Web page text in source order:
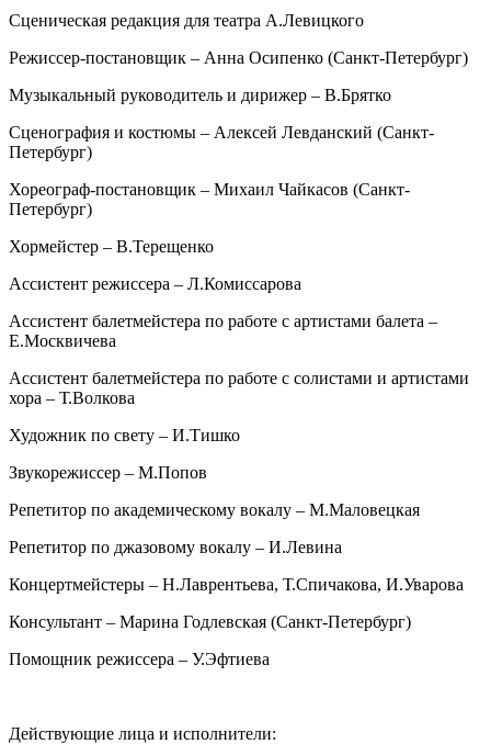
Сценическая редакция для театра А.Левицкого
Режиссер-постановщик – Анна Осипенко (Санкт-Петербург)
Музыкальный руководитель и дирижер – В.Брятко
Сценография и костюмы – Алексей Левданский (Санкт-
Петербург)
Хореограф-постановщик – Михаил Чайкасов (Санкт-
Петербург)
Хормейстер – В.Терещенко
Ассистент режиссера – Л.Комиссарова
Ассистент балетмейстера по работе с артистами балета –
Е.Москвичева
Ассистент балетмейстера по работе с солистами и артистами
хора – Т.Волкова
Художник по свету – И.Тишко
Звукорежиссер – М.Попов
Репетитор по академическому вокалу – М.Маловецкая
Репетитор по джазовому вокалу – И.Левина
Концертмейстеры – Н.Лаврентьева, Т.Спичакова, И.Уварова
Консультант – Марина Годлевская (Санкт-Петербург)
Помощник режиссера – У.Эфтиева
Действующие лица и исполнители: